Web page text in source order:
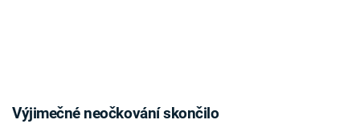
Výjimečné neočkování skončilo